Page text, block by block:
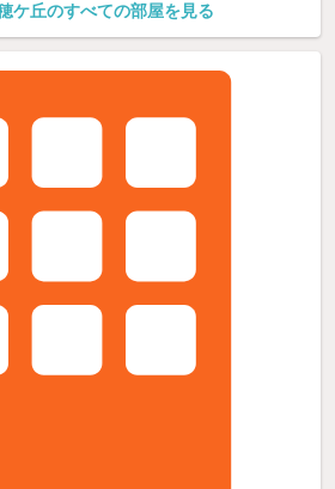
ケ丘のすべての部屋を見る